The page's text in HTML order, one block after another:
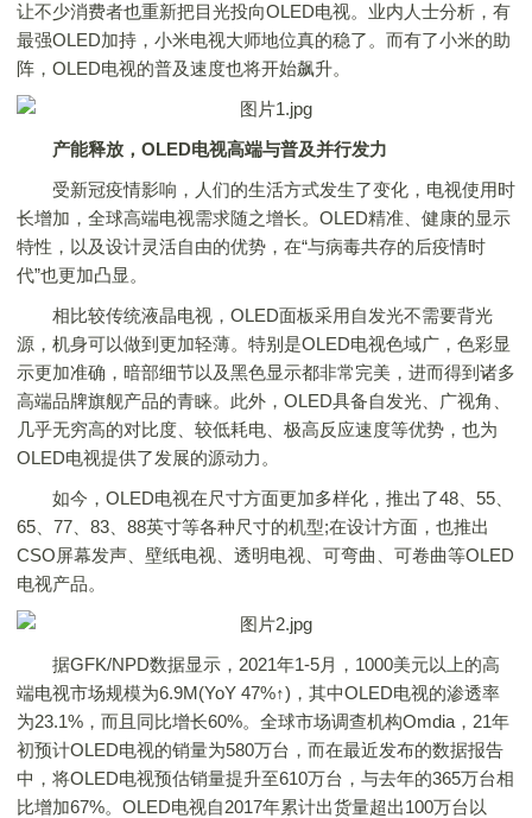
让不少消费者也重新把目光投向OLED电视。业内人士分析，有
最强OLED加持，小米电视大师地位真的稳了。而有了小米的助
阵，OLED电视的普及速度也将开始飙升。
产能释放， OLED电视高端与普及并行发力
受新冠疫情影响，人们的生活方式发生了变化，电视使用时
长增加，全球高端电视需求随之增长。OLED精准、健康的显示
特性，以及设计灵活自由的优势，在“与病毒共存的后疫情时
代”也更加凸显。
相比较传统液晶电视，OLED面板采用自发光不需要背光
源，机身可以做到更加轻薄。特别是OLED电视色域广，色彩显
示更加准确，暗部细节以及黑色显示都非常完美，进而得到诸多
高端品牌旗舰产品的青睐。此外，OLED具备自发光、广视角、
几乎无穷高的对比度、较低耗电、极高反应速度等优势，也为
OLED电视提供了发展的源动力。
如今，OLED电视在尺寸方面更加多样化，推出了48、55、
65、77、83、88英寸等各种尺寸的机型;在设计方面，也推出
CSO屏幕发声、壁纸电视、透明电视、可弯曲、可卷曲等OLED
电视产品。
据GFK/NPD数据显示，2021年1-5月，1000美元以上的高
端电视市场规模为6.9M(YoY 47%↑)，其中OLED电视的渗透率
为23.1%，而且同比增长60%。全球市场调查机构Omdia，21年
初预计OLED电视的销量为580万台，而在最近发布的数据报告
中，将OLED电视预估销量提升至610万台，与去年的365万台相
比增加67%。OLED电视自2017年累计出货量超出100万台以